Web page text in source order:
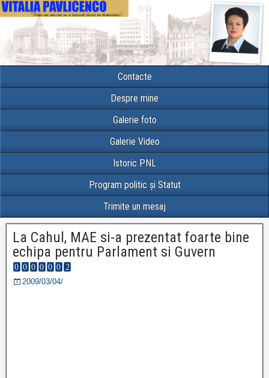
Contacte
Despre mine
Galerie foto
Galerie Video
Istoric PNL
Program politic și Statut
Trimite un mesaj
La Cahul, MAE si-a prezentat foarte bine
echipa pentru Parlament si Guvern
2009/03/04/